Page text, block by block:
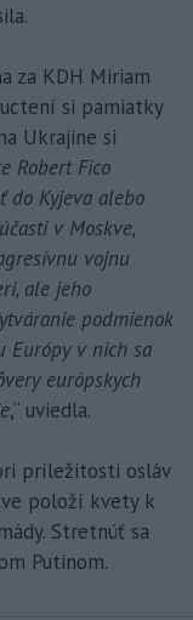
za KDH Miriam
si pamiatky
Ukrajine si
Robert Fico
do Kyjeva alebo
v Moskve,
vojnu
ale jeho
podmienok
Európy v nich sa
európskych
,“ uviedla.
príležitosti osláv
položí kvety k
Stretnúť sa
Putinom.